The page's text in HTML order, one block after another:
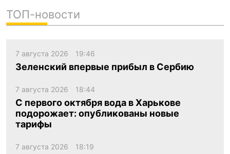
ТОП-новости
7 августа 2026 19:46
Зеленский впервые прибыл в Сербию
7 августа 2026 18:44
С первого октября вода в Харькове
подорожает: опубликованы новые
тарифы
7 августа 2026 18:19